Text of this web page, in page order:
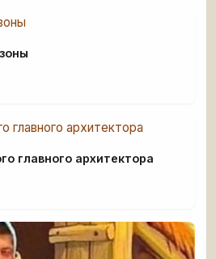
главного архитектора